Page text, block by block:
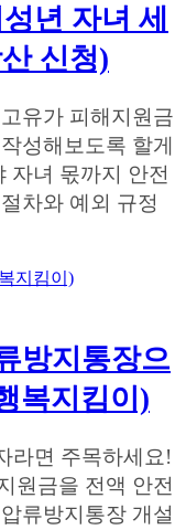
년 자녀 세
신청)
유가 피해지원금
성해보도록 할게
자녀 몫까지 안전
차와 예외 규정
방지통장으
복지킴이)
라면 주목하세요!
원금을 전액 안전
류방지통장 개설